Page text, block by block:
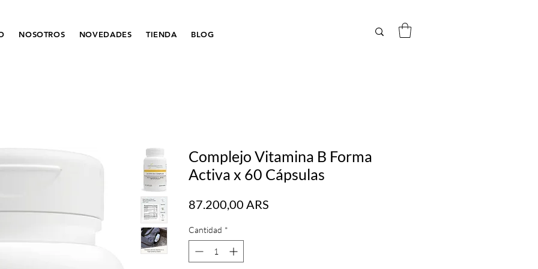
NOSOTROS NOVEDADES TIENDA BLOG
Complejo Vitamina B Forma
Activa x 60 Cápsulas
87.200,00 ARS
Cantidad *